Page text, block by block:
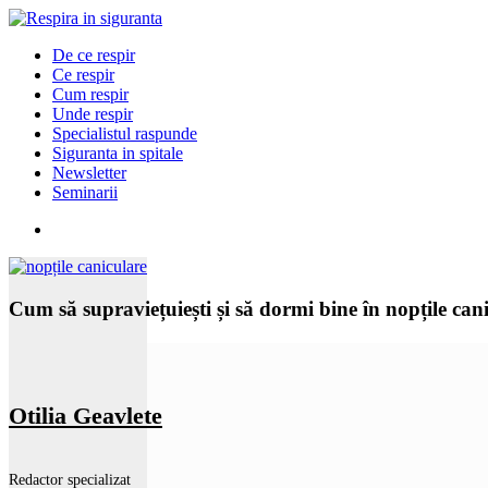
De ce respir
Ce respir
Cum respir
Unde respir
Specialistul raspunde
Siguranta in spitale
Newsletter
Seminarii
Cum să supraviețuiești și să dormi bine în nopțile
Otilia Geavlete
Redactor specializat